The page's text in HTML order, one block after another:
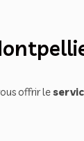
offrir le